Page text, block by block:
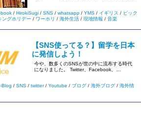
/ HirokiSugi / SNS / whatsapp / YMS / イギリス / ピック
ングホリデー / ワーホリ / 海外生活 / 現地情報 / 音楽
【SNS使ってる？】留学を日本
に発信しよう！
今や、数多くのSNSが世の中に流布する時代
になりました。 Twitter、Facebook、
Blog / SNS / twitter/ Youtube / ブログ / 海外ブログ / 海外情